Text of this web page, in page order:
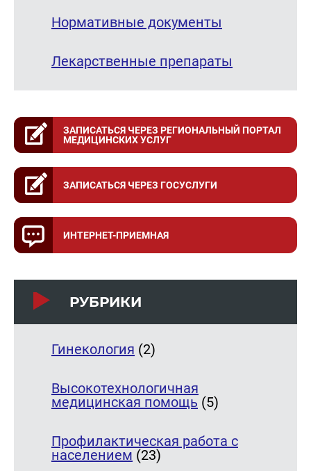
Нормативные документы
Лекарственные препараты
ЗАПИСАТЬСЯ ЧЕРЕЗ РЕГИОНАЛЬНЫЙ ПОРТАЛ
МЕДИЦИНСКИХ УСЛУГ
ЗАПИСАТЬСЯ ЧЕРЕЗ ГОСУСЛУГИ
ИНТЕРНЕТ-ПРИЕМНАЯ
РУБРИКИ
Гинекология (2)
Высокотехнологичная
медицинская помощь (5)
Профилактическая работа с
населением (23)